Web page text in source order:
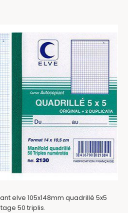
elve 105x148mm quadrillé 5x5
50 triplis.